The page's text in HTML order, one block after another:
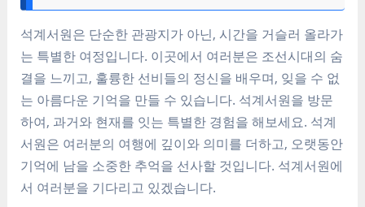
석계서원은 단순한 관광지가 아닌, 시간을 거슬러 올라가
는 특별한 여정입니다. 이곳에서 여러분은 조선시대의 숨
결을 느끼고, 훌륭한 선비들의 정신을 배우며, 잊을 수 없
는 아름다운 기억을 만들 수 있습니다. 석계서원을 방문
하여, 과거와 현재를 잇는 특별한 경험을 해보세요. 석계
서원은 여러분의 여행에 깊이와 의미를 더하고, 오랫동안
기억에 남을 소중한 추억을 선사할 것입니다. 석계서원에
서 여러분을 기다리고 있겠습니다.